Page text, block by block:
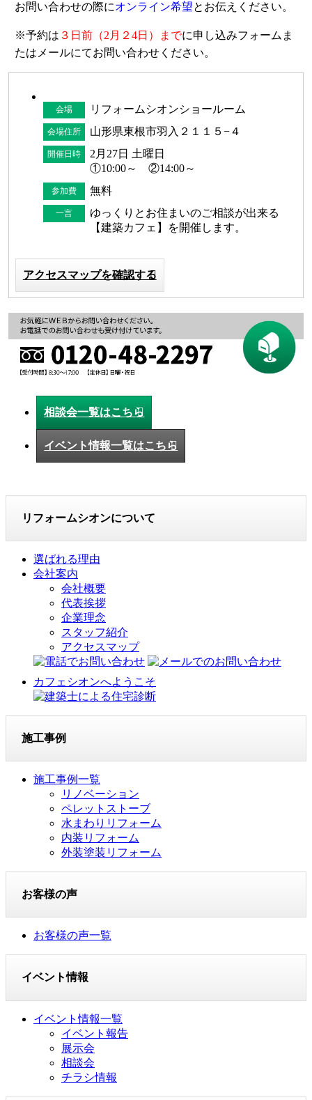
お問い合わせの際にオンライン希望とお伝えください。
※予約は ３日前（2月２4日）までに申し込みフォームま
たはメールにてお問い合わせください。
会場 リフォームシオンショールーム
会場住所 山形県東根市羽入２１１５−４
開催日時
2月27日 土曜日
①10:00～ ②14:00～
参加費 無料
一言
ゆっくりとお住まいのご相談が出来る
【建築カフェ】を開催します。
アクセスマップを確認する
相談会一覧はこちら
イベント情報一覧はこちら
リフォームシオンについて
選ばれる理由
会社案内
会社概要
代表挨拶
企業理念
スタッフ紹介
アクセスマップ
カフェシオンへようこそ
施工事例
施工事例一覧
リノベーション
ペレットストーブ
水まわりリフォーム
内装リフォーム
外装塗装リフォーム
お客様の声
お客様の声一覧
イベント情報
イベント情報一覧
イベント報告
展示会
相談会
チラシ情報